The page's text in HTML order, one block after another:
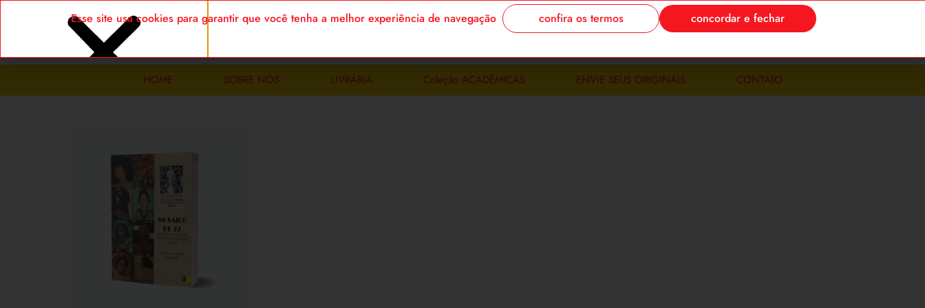
login/cadastre-se meus pedidos
HOME SOBRE NÓS LIVRARIA Coleção ACADÊMICAS ENVIE SEUS ORIGINAIS CONTATO
Esse site usa cookies para garantir que você tenha a melhor experiência de navegação confira os termos concordar e fechar